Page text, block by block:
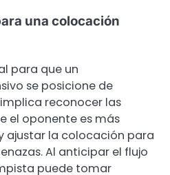
una colocación
para que un
se posicione de
reconocer las
el oponente es más
ajustar la colocación para
Al anticipar el flujo
puede tomar